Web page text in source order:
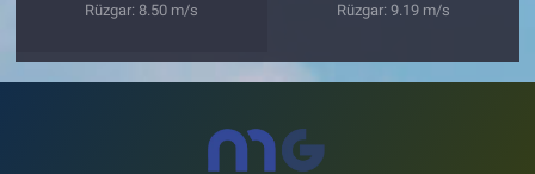
Rüzgar: 8.50 m/s
Rüzgar: 9.19 m/s